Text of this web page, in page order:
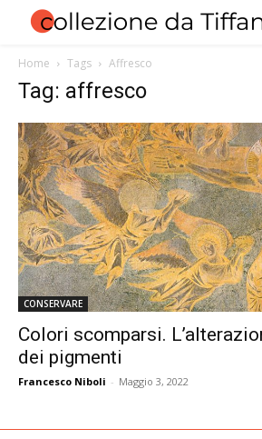
Home Tags Affresco
Tag: affresco
CONSERVARE
Colori scomparsi.
dei pigmenti
Francesco Niboli - Maggio 3, 2022